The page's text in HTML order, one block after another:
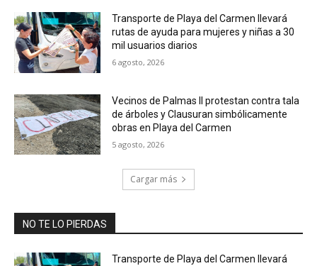
Transporte de Playa del Carmen llevará
rutas de ayuda para mujeres y niñas a 30
mil usuarios diarios
6 agosto, 2026
Vecinos de Palmas II protestan contra tala
de árboles y Clausuran simbólicamente
obras en Playa del Carmen
5 agosto, 2026
Cargar más
NO TE LO PIERDAS
Transporte de Playa del Carmen llevará